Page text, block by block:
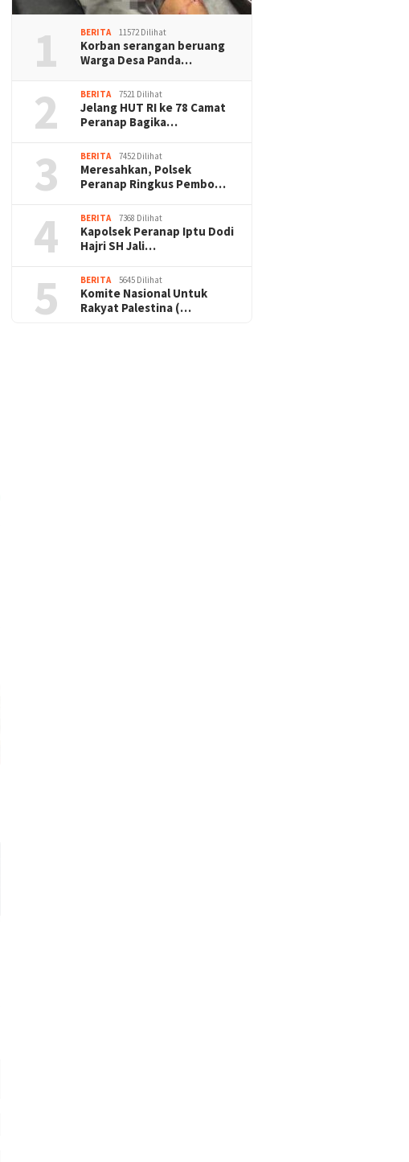
1 BERITA 11572 Dilihat
Korban serangan beruang
Warga Desa Panda…
2 BERITA 7521 Dilihat
Jelang HUT RI ke 78 Camat
Peranap Bagika…
3 BERITA 7452 Dilihat
Meresahkan, Polsek
Peranap Ringkus Pembo…
4 BERITA 7368 Dilihat
Kapolsek Peranap Iptu Dodi
Hajri SH Jali…
5 BERITA 5645 Dilihat
Komite Nasional Untuk
Rakyat Palestina (…